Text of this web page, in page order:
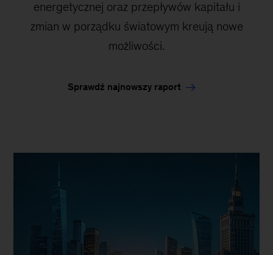
energetycznej oraz przepływów kapitału i
zmian w porządku światowym kreują nowe
możliwości.
Sprawdź najnowszy raport